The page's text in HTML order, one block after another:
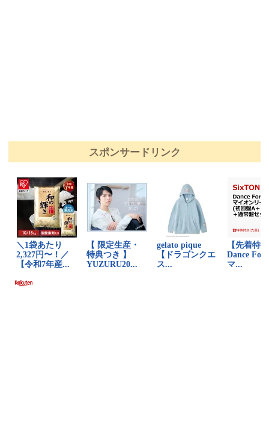
スポンサードリンク